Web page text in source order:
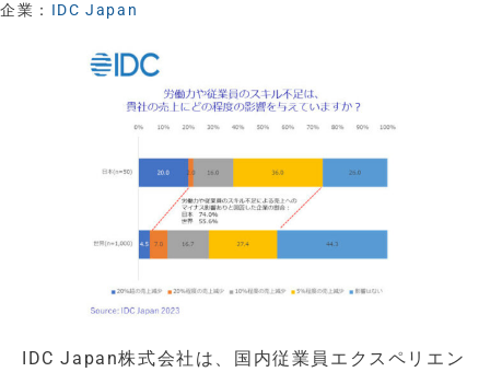
企業： IDC Japan
IDC Japan株式会社は、国内従業員エクスペリエン